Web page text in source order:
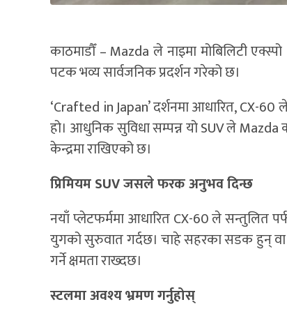
काठमाडौँ – Mazda ले नाइमा मोबिलिटी
पटक भव्य सार्वजनिक प्रदर्शन गरेको छ।
‘Crafted in Japan’ दर्शनमा आधारित, CX-60
हो। आधुनिक सुविधा सम्पन्न यो SUV ले Mazda
केन्द्रमा राखिएको छ।
प्रिमियम SUV जसले फरक अनुभव दिन्छ
नयाँ प्लेटफर्ममा आधारित CX-60 ले सन्तुलित
युगको सुरुवात गर्दछ। चाहे सहरका सडक हुन् वा
गर्ने क्षमता राख्दछ।
स्टलमा अवश्य भ्रमण गर्नुहोस्